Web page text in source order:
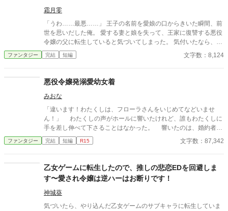
期更新）
霜月零
「うわ……最悪……」 王子の名前を愛娘の口からきいた瞬間、前
世を思いだした俺。 愛する妻と娘を失って、王家に復讐する悪役
令嬢の父に転生していると気づいてしまった。 気付いたなら、妻
と娘の死亡フラグは破壊するよ。 まだ二人とも生きてるからね。
物語の通りになんて、させるか！ ※他サイトにも掲載中
ファンタジー 完結 短編 文字数：8,124
悪役令嬢発溺愛幼女着
みおな
「違います！わたくしは、フローラさんをいじめてなどいませ
ん！」 わたくしの声がホールに響いたけれど、誰もわたくしに
手を差し伸べて下さることはなかった。 響いたのは、婚約者で
ある王太子殿下の冷たい声。 わたくしに差し伸べられたのは、
騎士団長のご子息がわたくしを強く床に押し付ける腕。 冷やや
信じてくれないまま、わたくしは冷たい牢の中で命を落とした。
ファンタジー 完結 短編 R15 文字数：87,342
乙女ゲームに転生したので、推しの悲恋EDを回避しま
す〜愛され令嬢は逆ハーはお断りです！
神城葵
気づいたら、やり込んだ乙女ゲームのサブキャラに転生していま